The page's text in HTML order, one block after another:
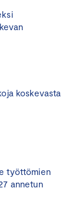
koskevasta
työttömien
annetun